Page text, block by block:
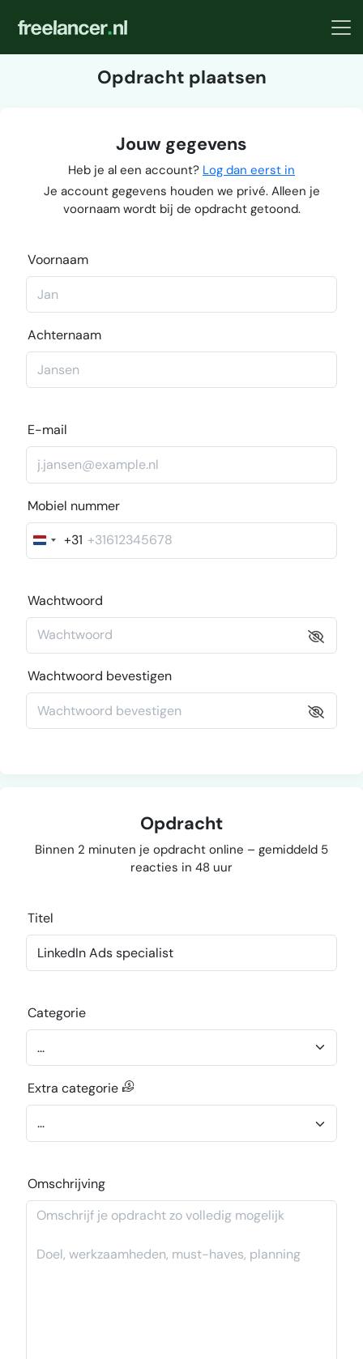
Opdracht plaatsen
Jouw gegevens
Heb je al een account? Log dan eerst in
Je account gegevens houden we privé. Alleen je
voornaam wordt bij de opdracht getoond.
Voornaam
Achternaam
E-mail
Mobiel nummer
Nederland
+31
+31
Wachtwoord
Wachtwoord bevestigen
Opdracht
Binnen 2 minuten je opdracht online – gemiddeld 5
reacties in 48 uur
Titel
Categorie
Extra categorie
Omschrijving